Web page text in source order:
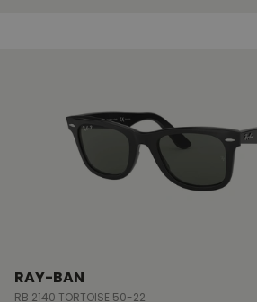
RAY-BAN
RB 2140 TORTOISE 50-22